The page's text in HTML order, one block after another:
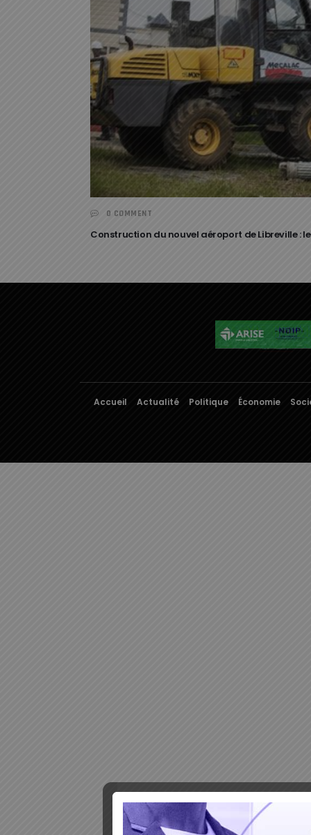
0 COMMENT
Construction du nouvel aéroport de Libreville :
Accueil Actualité Politique Économie